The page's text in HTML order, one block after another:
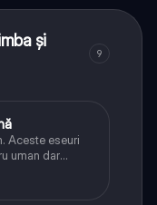
și
9
Aceste eseuri
uman dar